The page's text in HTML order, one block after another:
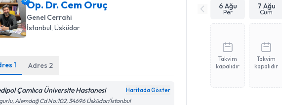
Op. Dr. Cem Oruç
Genel Cerrahi
İstanbul, Üsküdar
1 Adres 2
Çamlıca Üniversite Hastanesi Haritada Göster
Alemdağ Cd No:102, 34696 Üsküdar/İstanbul
6 Ağu
Per
7 Ağu
Cum
Takvim
kapalıdır
Takvim
kapalıdır